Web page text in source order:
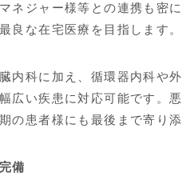
ネジャー様等との連携も密に
良な在宅医療を目指します。
内科に加え、循環器内科や外
広い疾患に対応可能です。悪
の患者様にも最後まで寄り添
備